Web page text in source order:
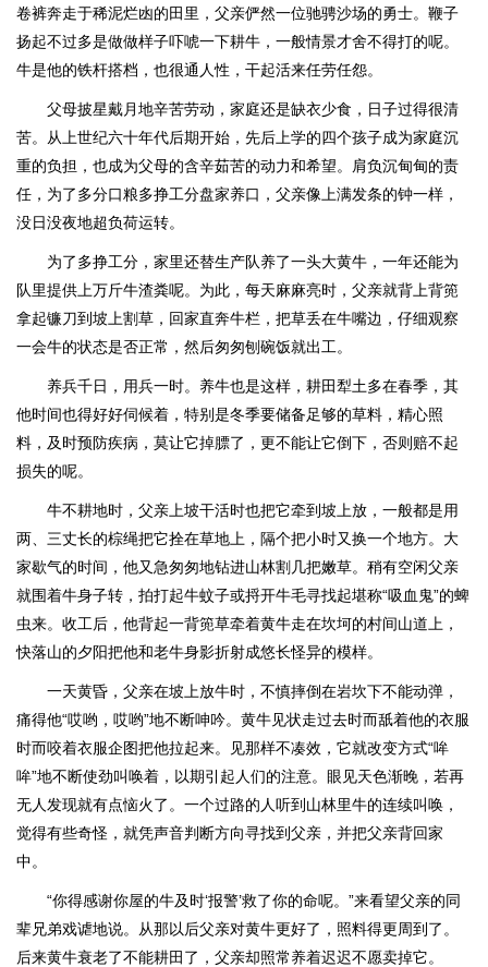
卷裤奔走于稀泥烂凼的田里，父亲俨然一位驰骋沙场的勇士。鞭子
扬起不过多是做做样子吓唬一下耕牛，一般情景才舍不得打的呢。
牛是他的铁杆搭档，也很通人性，干起活来任劳任怨。
父母披星戴月地辛苦劳动，家庭还是缺衣少食，日子过得很清
苦。从上世纪六十年代后期开始，先后上学的四个孩子成为家庭沉
重的负担，也成为父母的含辛茹苦的动力和希望。肩负沉甸甸的责
任，为了多分口粮多挣工分盘家养口，父亲像上满发条的钟一样，
没日没夜地超负荷运转。
为了多挣工分，家里还替生产队养了一头大黄牛，一年还能为
队里提供上万斤牛渣粪呢。为此，每天麻麻亮时，父亲就背上背篼
拿起镰刀到坡上割草，回家直奔牛栏，把草丢在牛嘴边，仔细观察
一会牛的状态是否正常，然后匆匆刨碗饭就出工。
养兵千日，用兵一时。养牛也是这样，耕田犁土多在春季，其
他时间也得好好伺候着，特别是冬季要储备足够的草料，精心照
料，及时预防疾病，莫让它掉膘了，更不能让它倒下，否则赔不起
损失的呢。
牛不耕地时，父亲上坡干活时也把它牵到坡上放，一般都是用
两、三丈长的棕绳把它拴在草地上，隔个把小时又换一个地方。大
家歇气的时间，他又急匆匆地钻进山林割几把嫩草。稍有空闲父亲
就围着牛身子转，拍打起牛蚊子或捋开牛毛寻找起堪称“吸血鬼”的蜱
虫来。收工后，他背起一背篼草牵着黄牛走在坎坷的村间山道上，
快落山的夕阳把他和老牛身影折射成悠长怪异的模样。
一天黄昏，父亲在坡上放牛时，不慎摔倒在岩坎下不能动弹，
痛得他“哎哟，哎哟”地不断呻吟。黄牛见状走过去时而舐着他的衣服
时而咬着衣服企图把他拉起来。见那样不凑效，它就改变方式“哞
哞”地不断使劲叫唤着，以期引起人们的注意。眼见天色渐晚，若再
无人发现就有点恼火了。一个过路的人听到山林里牛的连续叫唤，
觉得有些奇怪，就凭声音判断方向寻找到父亲，并把父亲背回家
中。
“你得感谢你屋的牛及时‘报警’救了你的命呢。”来看望父亲的同
辈兄弟戏谑地说。从那以后父亲对黄牛更好了，照料得更周到了。
后来黄牛衰老了不能耕田了，父亲却照常养着迟迟不愿卖掉它。